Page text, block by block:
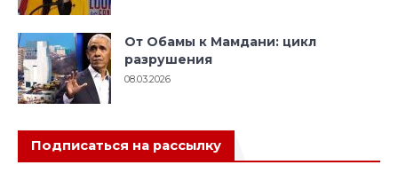
От Обамы к Мамдани: цикл
разрушения
08.03.2026
Подписаться на рассылку